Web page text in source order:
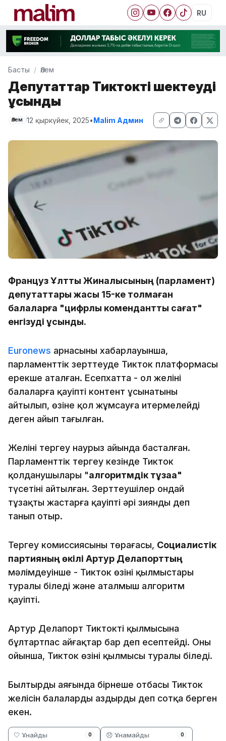
RU
Басты Әлем
Депутаттар Тиктокті шектеуді
ұсынды
Әлем 12 қыркүйек, 2025•Malim Админ
Француз Ұлттық Жиналысының (парламент)
депутаттары жасы 15-ке толмаған
балаларға "цифрлық коменданттық сағат"
енгізуді ұсынды.
Euronews арнасының хабарлауынша,
парламенттік зерттеуде Тикток платформасы
ерекше аталған. Есепхатта - ол желінің
балаларға қауіпті контент ұсынатыны
айтылып, өзіне қол жұмсауға итермелейді
деген айып тағылған.
Желіні тергеу наурыз айында басталған.
Парламенттік тергеу кезінде Тикток
қолданушылары "алгоритмдік тұзаққа"
түсетіні айтылған. Зерттеушілер ондай
тұзақты жастарға қауіпті әрі зиянды деп
танып отыр.
Тергеу комиссиясының төрағасы, Социалистік
партияның өкілі Артур Делапорттың
мәлімдеуінше - Тикток өзінің қылмыстары
туралы біледі және аталмыш алгоритм
қауіпті.
Артур Делапорт Тиктоктің қылмысына
бұлтартпас айғақтар бар деп есептейді. Оның
ойынша, Тикток өзінің қылмысы туралы біледі.
Былтырдың аяғында бірнеше отбасы Тикток
желісін балаларды аздырды деп сотқа берген
екен.
🤍 Ұнайды 0 😞 Ұнамайды 0